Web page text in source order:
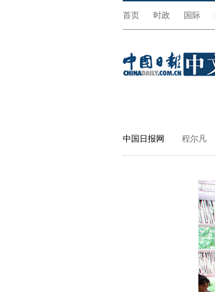
首页 时政 国际
中国日报网 程尔凡